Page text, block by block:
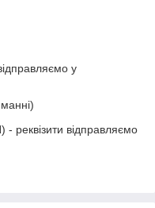
у
реквізити відправляємо